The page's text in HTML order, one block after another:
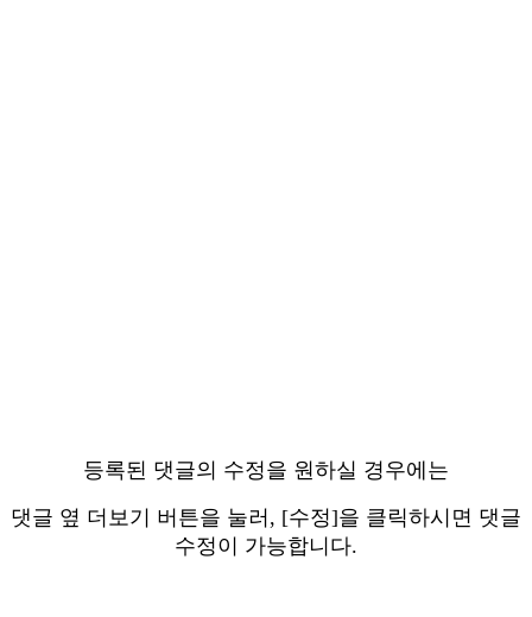
등록된 댓글의 수정을 원하실 경우에는
댓글 옆 더보기 버튼을 눌러, [수정]을 클릭하시면 댓글
수정이 가능합니다.